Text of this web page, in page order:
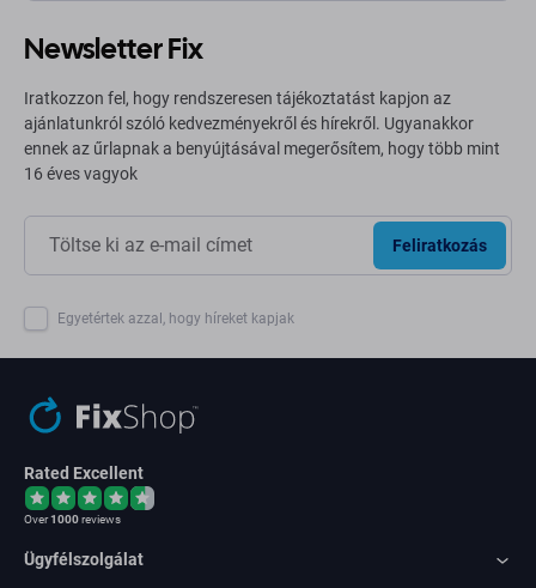
Newsletter Fix
Iratkozzon fel, hogy rendszeresen tájékoztatást kapjon az
ajánlatunkról szóló kedvezményekről és hírekről. Ugyanakkor
ennek az űrlapnak a benyújtásával megerősítem, hogy több mint
16 éves vagyok
Feliratkozás
Egyetértek azzal, hogy híreket kapjak
Rated Excellent
Over1000reviews
Ügyfélszolgálat